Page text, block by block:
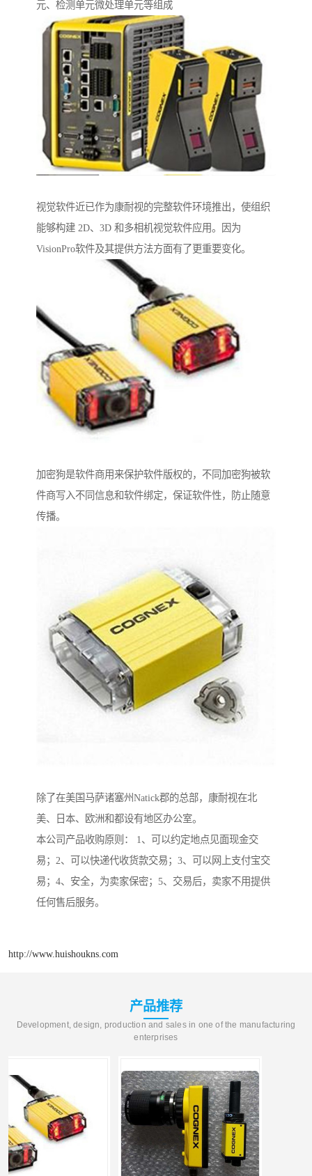
元、检测单元微处理单元等组成
视觉软件近已作为康耐视的完整软件环境推出，使组织
能够构建 2D、3D 和多相机视觉软件应用。因为
VisionPro软件及其提供方法方面有了更重要变化。
加密狗是软件商用来保护软件版权的，不同加密狗被软
件商写入不同信息和软件绑定，保证软件性，防止随意
传播。
除了在美国马萨诸塞州Natick郡的总部，康耐视在北
美、日本、欧洲和都设有地区办公室。
本公司产品收购原则： 1、可以约定地点见面现金交
易；2、可以快递代收货款交易；3、可以网上支付宝交
易；4、安全，为卖家保密；5、交易后，卖家不用提供
任何售后服务。
http://www.huishoukns.com
产品推荐
Development, design, production and sales in one of the manufacturing
enterprises